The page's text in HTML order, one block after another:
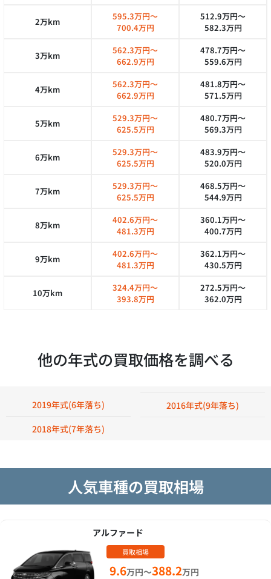
2万km
595.3万円～
700.4万円
512.9万円～
582.3万円
3万km
562.3万円～
662.9万円
478.7万円～
559.6万円
4万km
562.3万円～
662.9万円
481.8万円～
571.5万円
5万km
529.3万円～
625.5万円
480.7万円～
569.3万円
6万km
529.3万円～
625.5万円
483.9万円～
520.0万円
7万km
529.3万円～
625.5万円
468.5万円～
544.9万円
8万km
402.6万円～
481.3万円
360.1万円～
400.7万円
9万km
402.6万円～
481.3万円
362.1万円～
430.5万円
10万km
324.4万円～
393.8万円
272.5万円～
362.0万円
他の年式の買取価格を調べる
2019年式(6年落ち)
2018年式(7年落ち)
2016年式(9年落ち)
人気車種の買取相場
アルファード
買取相場
9.6万円～388.2万円